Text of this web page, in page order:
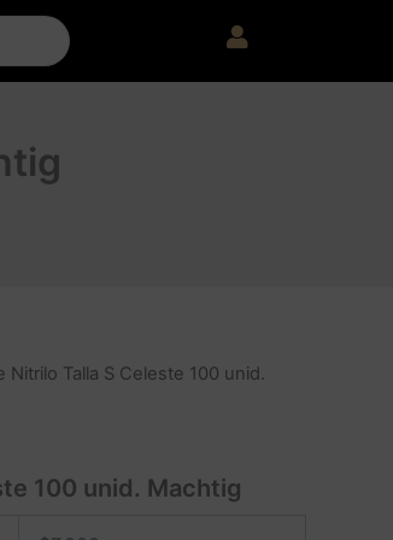
Nitrilo Talla S Celeste 100 unid.
100 unid. Machtig